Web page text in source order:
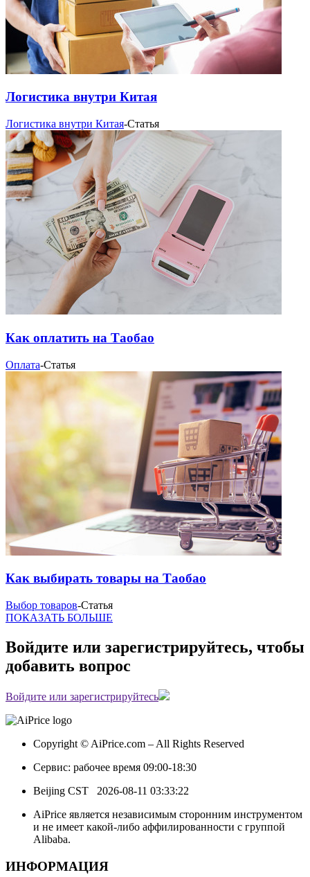
Логистика внутри Китая
Логистика внутри Китая-Статья
Как оплатить на Таобао
Оплата-Статья
Как выбирать товары на Таобао
Выбор товаров-Статья
ПОКАЗАТЬ БОЛЬШЕ
Войдите или зарегистрируйтесь, чтобы
добавить вопрос
Войдите или зарегистрируйтесь
Copyright © AiPrice.com – All Rights Reserved
Сервис: рабочее время 09:00-18:30
Beijing CST 2026-08-11 03:33:22
AiPrice является независимым сторонним инструментом
и не имеет какой-либо аффилированности с группой
Alibaba.
ИНФОРМАЦИЯ